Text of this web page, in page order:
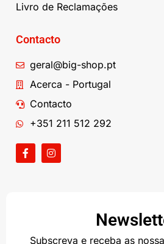
Livro de Reclamações
Contacto
geral@big-shop.pt
Acerca - Portugal
Contacto
+351 211 512 292
Subscreva e receba as